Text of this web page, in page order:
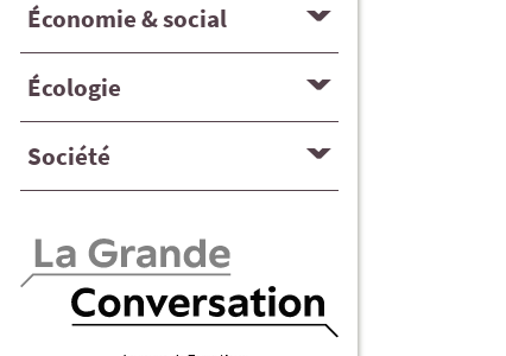
Économie & social
Écologie
Société